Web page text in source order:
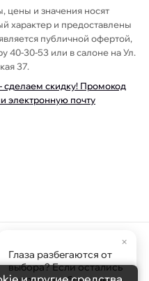
цены и значения носят
характер и предоставлены
публичной офертой,
40-30-53 или в салоне на Ул.
37.
сделаем скидку! Промокод
электронную почту
скидку ×
Глаза разбегаются от
выбора? Если остались